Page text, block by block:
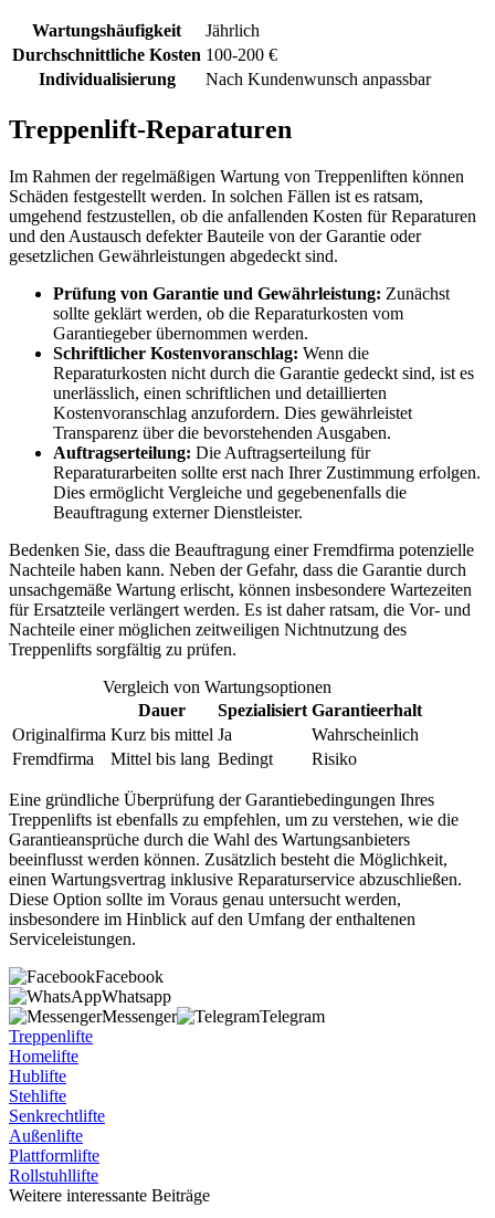
Wartungshäufigkeit
Jährlich
Durchschnittliche Kosten 100-200 €
Individualisierung
Nach Kundenwunsch anpassbar
Treppenlift-Reparaturen
Im Rahmen der regelmäßigen Wartung von Treppenliften können
Schäden festgestellt werden. In solchen Fällen ist es ratsam,
umgehend festzustellen, ob die anfallenden Kosten für Reparaturen
und den Austausch defekter Bauteile von der Garantie oder
gesetzlichen Gewährleistungen abgedeckt sind.
Prüfung von Garantie und Gewährleistung: Zunächst
sollte geklärt werden, ob die Reparaturkosten vom
Garantiegeber übernommen werden.
Schriftlicher Kostenvoranschlag: Wenn die
Reparaturkosten nicht durch die Garantie gedeckt sind, ist es
unerlässlich, einen schriftlichen und detaillierten
Kostenvoranschlag anzufordern. Dies gewährleistet
Transparenz über die bevorstehenden Ausgaben.
Auftragserteilung: Die Auftragserteilung für
Reparaturarbeiten sollte erst nach Ihrer Zustimmung erfolgen.
Dies ermöglicht Vergleiche und gegebenenfalls die
Beauftragung externer Dienstleister.
Bedenken Sie, dass die Beauftragung einer Fremdfirma potenzielle
Nachteile haben kann. Neben der Gefahr, dass die Garantie durch
unsachgemäße Wartung erlischt, können insbesondere Wartezeiten
für Ersatzteile verlängert werden. Es ist daher ratsam, die Vor- und
Nachteile einer möglichen zeitweiligen Nichtnutzung des
Treppenlifts sorgfältig zu prüfen.
Vergleich von Wartungsoptionen
Dauer
Spezialisiert Garantieerhalt
Originalfirma Kurz bis mittel Ja
Wahrscheinlich
Fremdfirma
Mittel bis lang Bedingt Risiko
Eine gründliche Überprüfung der Garantiebedingungen Ihres
Treppenlifts ist ebenfalls zu empfehlen, um zu verstehen, wie die
Garantieansprüche durch die Wahl des Wartungsanbieters
beeinflusst werden können. Zusätzlich besteht die Möglichkeit,
einen Wartungsvertrag inklusive Reparaturservice abzuschließen.
Diese Option sollte im Voraus genau untersucht werden,
insbesondere im Hinblick auf den Umfang der enthaltenen
Serviceleistungen.
Facebook
Whatsapp
Messenger
Telegram
Treppenlifte
Homelifte
Hublifte
Stehlifte
Senkrechtlifte
Außenlifte
Plattformlifte
Rollstuhllifte
Weitere interessante Beiträge